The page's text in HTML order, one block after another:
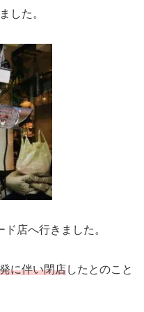
した。
店へ行きました。
に伴い閉店したとのこと